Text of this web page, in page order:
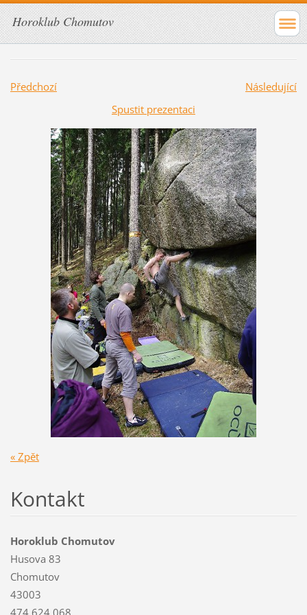
Horoklub Chomutov
Předchozí
Následující
Spustit prezentaci
« Zpět
Kontakt
Horoklub Chomutov
Husova 83
Chomutov
43003
474 624 068